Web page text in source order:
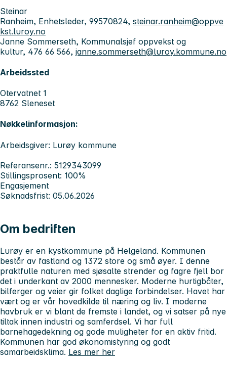
Steinar
Ranheim, Enhetsleder, 99570824, steinar.ranheim@oppve
kst.luroy.no
Janne Sommerseth, Kommunalsjef oppvekst og
kultur, 476 66 566, janne.sommerseth@luroy.kommune.no
Arbeidssted
Otervatnet 1
8762 Sleneset
Nøkkelinformasjon:
Arbeidsgiver: Lurøy kommune
Referansenr.: 5129343099
Stillingsprosent: 100%
Engasjement
Søknadsfrist: 05.06.2026
Om bedriften
Lurøy er en kystkommune på Helgeland. Kommunen
består av fastland og 1372 store og små øyer. I denne
praktfulle naturen med sjøsalte strender og fagre fjell bor
det i underkant av 2000 mennesker. Moderne hurtigbåter,
bilferger og veier gir folket daglige forbindelser. Havet har
vært og er vår hovedkilde til næring og liv. I moderne
havbruk er vi blant de fremste i landet, og vi satser på nye
tiltak innen industri og samferdsel. Vi har full
barnehagedekning og gode muligheter for en aktiv fritid.
Kommunen har god økonomistyring og godt
samarbeidsklima. Les mer her